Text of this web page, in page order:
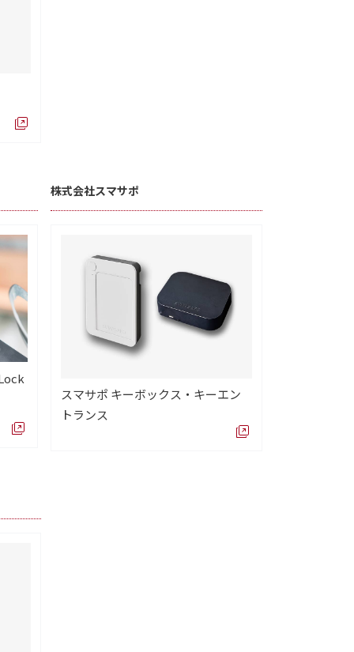
株式会社スマサポ
スマサポ キーボックス・キーエン
トランス